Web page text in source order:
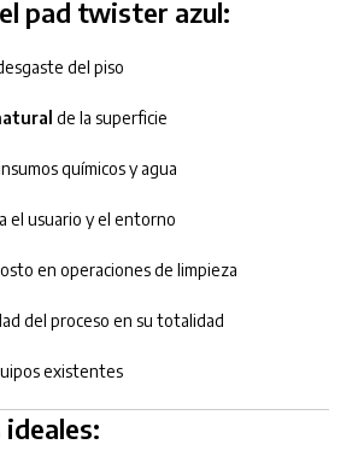
pad twister azul:
del piso
de la superficie
químicos y agua
el usuario y el entorno
en operaciones de limpieza
del proceso en su totalidad
existentes